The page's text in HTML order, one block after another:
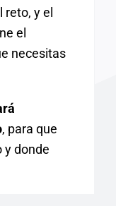
reto, y el
el
necesitas
, para que
y donde